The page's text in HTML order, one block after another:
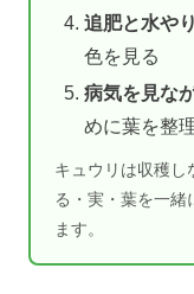
追肥と水や
色を見る
病気を見な
めに葉を整
キュウリは収穫し
る・実・葉を一緒
ます。